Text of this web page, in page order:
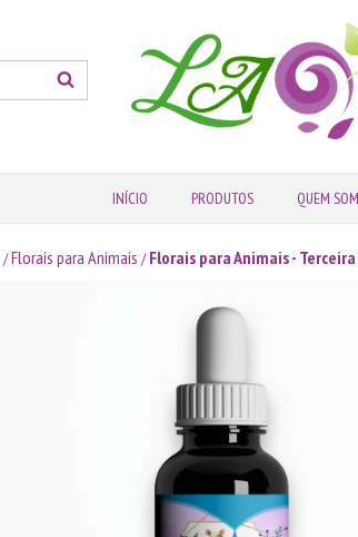
INÍCIO PRODUTOS QUEM
/Florais para Animais / Florais para Animais -